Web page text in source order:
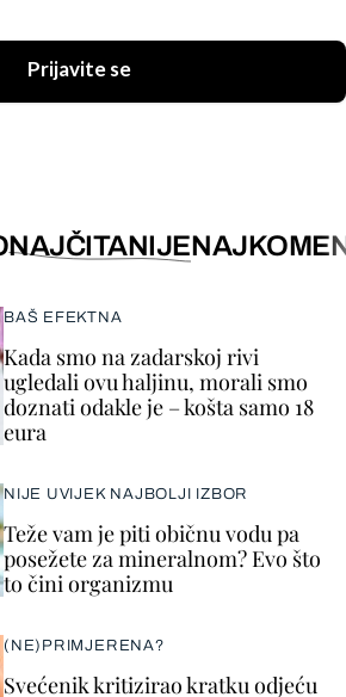
Prijavite se
NAJČITANIJE
BAŠ EFEKTNA
Kada smo na zadarskoj rivi
ugledali ovu haljinu, morali smo
doznati odakle je – košta samo 18
eura
NIJE UVIJEK NAJBOLJI IZBOR
Teže vam je piti običnu vodu pa
posežete za mineralnom? Evo što
to čini organizmu
(NE)PRIMJERENA?
Svećenik kritizirao kratku odjeću